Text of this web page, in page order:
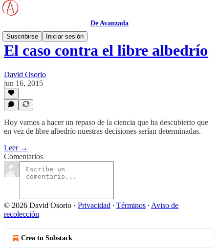
De Avanzada
Suscribirse
Iniciar sesión
El caso contra el libre albedrío
David Osorio
jun 16, 2015
Hoy vamos a hacer un repaso de la ciencia que ha descubierto que
en vez de libre albedrío nuestras decisiones serían determinadas.
Leer →
Comentarios
© 2026 David Osorio · Privacidad ∙ Términos ∙ Aviso de
recolección
Crea tu Substack